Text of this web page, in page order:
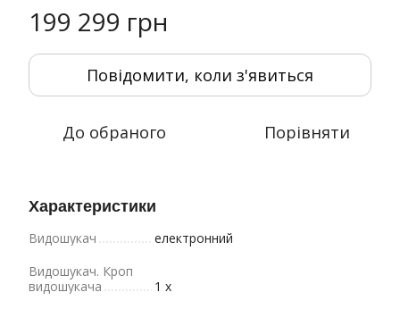
199 299 грн
Повідомити, коли з'явиться
До обраного Порівняти
Характеристики
Видошукач
електронний
Видошукач. Кроп
видошукача
1 x